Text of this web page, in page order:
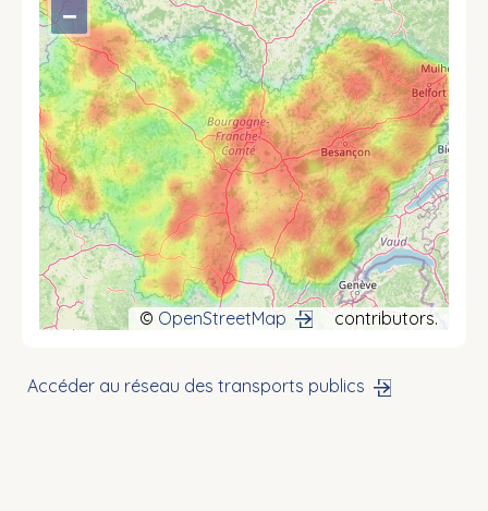
−
© OpenStreetMap contributors.
Accéder au réseau des transports publics